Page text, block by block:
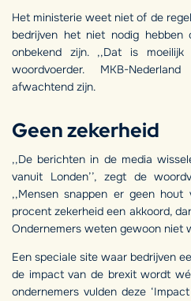
Het ministerie weet niet of de
bedrijven het niet nodig
onbekend zijn. ,,Dat is
woordvoerder. MKB-
afwachtend zijn.
Geen zekerheid
,,De berichten in de media
vanuit Londen’’, zegt de
,,Mensen snappen er geen
procent zekerheid een akkoord,
Ondernemers weten gewoon niet
Een speciale site waar bedrijven
de impact van de brexit wordt
ondernemers vulden deze